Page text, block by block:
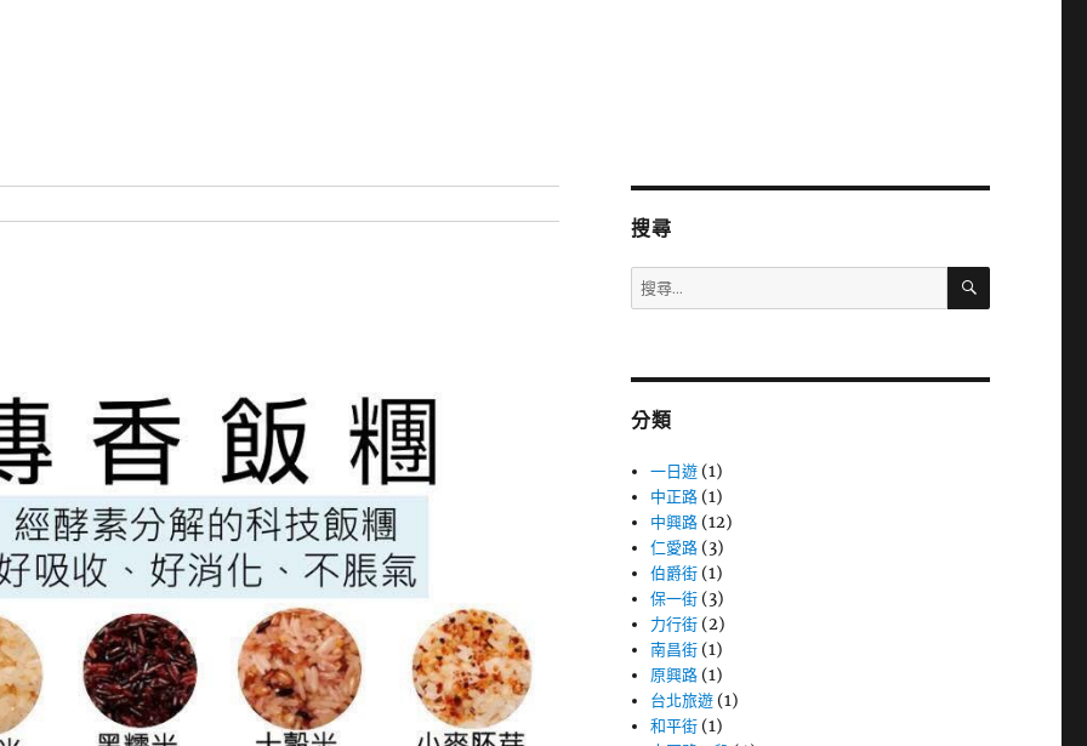
搜尋
搜
尋
字:
搜
分類
一日遊 (1)
中正路 (1)
中興路 (12)
仁愛路 (3)
伯爵街 (1)
保一街 (3)
力行街 (2)
南昌街 (1)
原興路 (1)
台北旅遊 (1)
和平街 (1)